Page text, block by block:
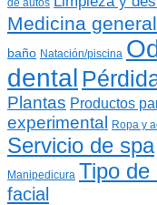
de autos
Medicina general
baño Natación/piscina
dental
Plantas Productos
experimental
Ropa y
Servicio de spa
Manipedicura Tipo de
facial